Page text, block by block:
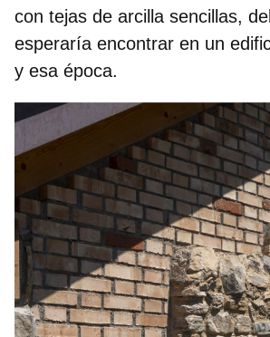
con tejas de arcilla sencillas,
esperaría encontrar en un
y esa época.